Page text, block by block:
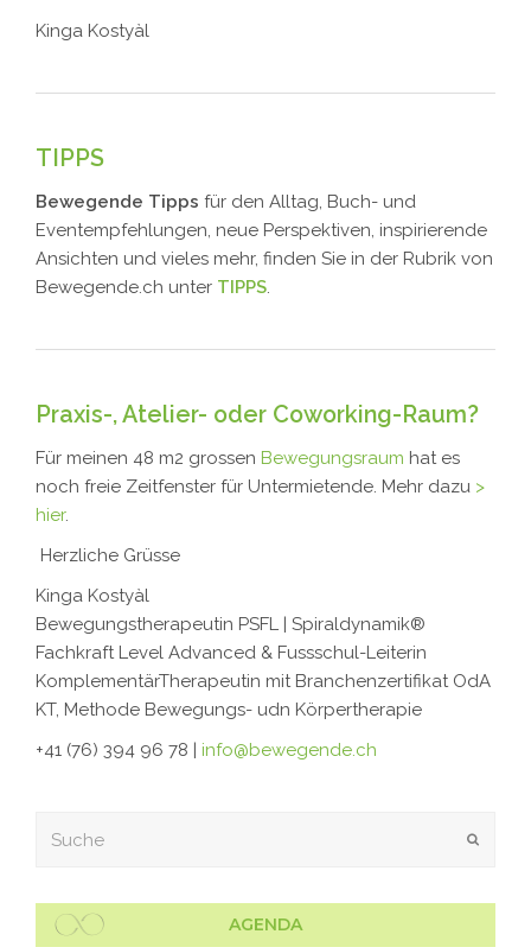
Kinga Kostyàl
TIPPS
Bewegende Tipps für den Alltag, Buch- und
Eventempfehlungen, neue Perspektiven, inspirierende
Ansichten und vieles mehr, finden Sie in der Rubrik von
Bewegende.ch unter TIPPS.
Praxis-,Atelier- oder Coworking-Raum?
Für meinen 48 m2 grossen Bewegungsraum hat es
noch freie Zeitfenster für Untermietende. Mehr dazu >
hier.
Herzliche Grüsse
Kinga Kostyàl
Bewegungstherapeutin PSFL | Spiraldynamik®
Fachkraft Level Advanced & Fussschul-Leiterin
KomplementärTherapeutin mit Branchenzertifikat OdA
KT, Methode Bewegungs- udn Körpertherapie
+41 (76) 394 96 78 | info@bewegende.ch
AGENDA